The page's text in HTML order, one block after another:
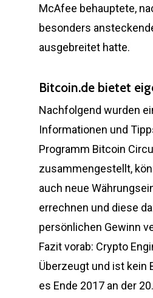
McAfee behauptete,
besonders
ausgebreitet hatte.
Bitcoin.de bietet
Nachfolgend wurden
Informationen und
Programm Bitcoin
zusammengestellt,
auch neue
errechnen und diese
persönlichen Gewinn
Fazit vorab: Crypto
Überzeugt und ist kein
es Ende 2017 an der